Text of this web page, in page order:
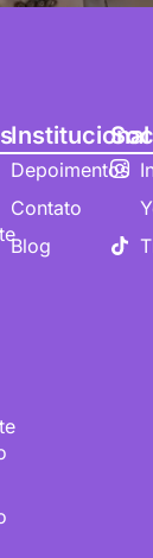
Institucional
Depoimentos
Contato
Blog